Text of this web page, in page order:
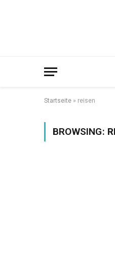
Startseite » reisen
BROWSING: